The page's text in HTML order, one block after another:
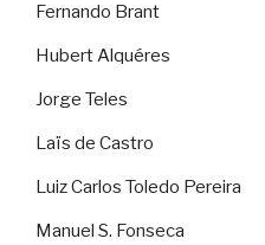
Fernando Brant
Hubert Alquéres
Jorge Teles
Laïs de Castro
Luiz Carlos Toledo Pereira
Manuel S. Fonseca